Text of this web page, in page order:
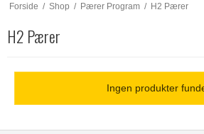
Forside / Shop / Pærer Program / H2 Pærer
H2 Pærer
Ingen produkter